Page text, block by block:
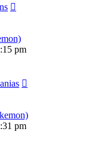
pm
pm